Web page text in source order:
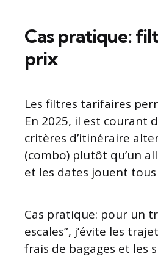
Cas pratique:
prix
Les filtres tarifaires
En 2025, il est courant
critères d’itinéraire
(combo) plutôt qu’un
et les dates jouent
Cas pratique: pour un
escales”, j’évite les
frais de bagages et les